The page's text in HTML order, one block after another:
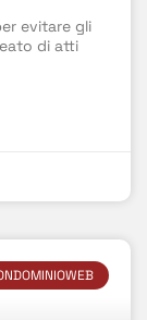
evitare gli
di atti